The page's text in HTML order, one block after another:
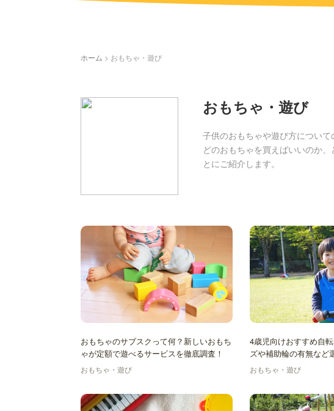
ホーム > おもちゃ・遊び
おもちゃ・遊び
子供のおもちゃや遊び方につい
どのおもちゃを買えばいいのか
とにご紹介します。
おもちゃのサブスクって何？新しいおもち
ゃが定額で遊べるサービスを徹底調査！
おもちゃ・遊び
4歳児向けおすすめ自
ズや補助輪の有無など
おもちゃ・遊び